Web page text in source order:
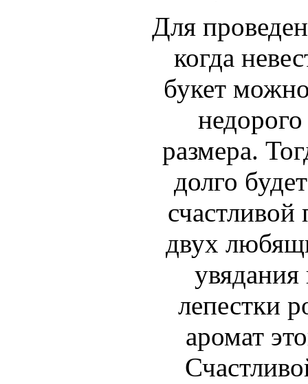
Для
когда
букет
размера.
долго
счастливой
двух
лепестки
аромат